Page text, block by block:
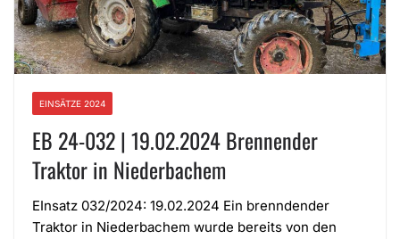
EINSÄTZE 2024
EB 24-032 | 19.02.2024 Brennender
Traktor in Niederbachem
EInsatz 032/2024: 19.02.2024 Ein brenndender
Traktor in Niederbachem wurde bereits von den